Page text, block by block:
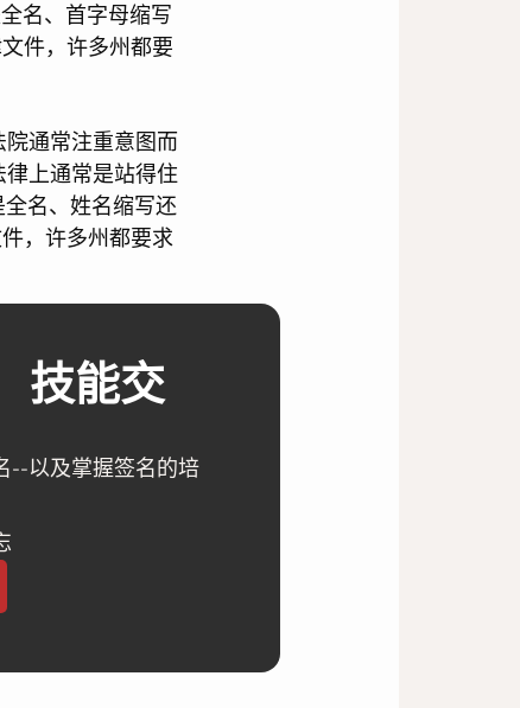
名、首字母缩写
件，许多州都要
通常注重意图而
上通常是站得住
名、姓名缩写还
，许多州都要求
技能交
--以及掌握签名的培